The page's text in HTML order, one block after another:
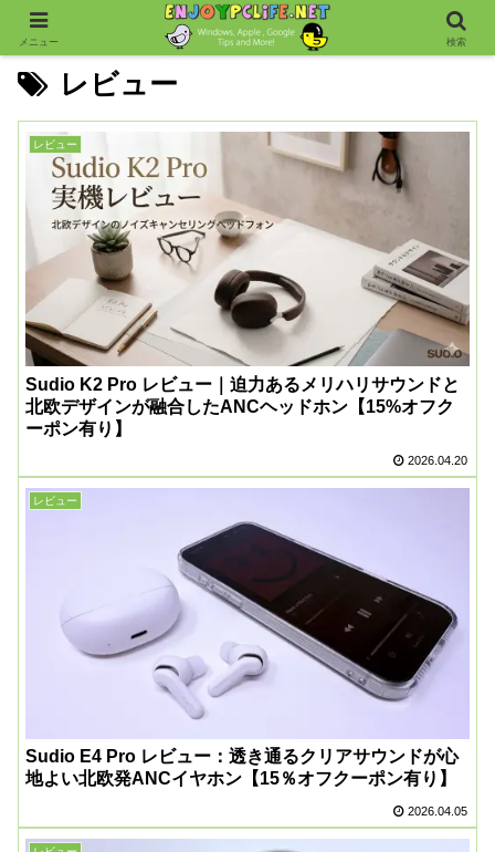
レビュー
レビュー
Sudio K2 Pro レビュー｜迫力あるメリハリサウンドと
北欧デザインが融合したANCヘッドホン【15%オフク
ーポン有り】
2026.04.20
レビュー
Sudio E4 Pro レビュー：透き通るクリアサウンドが心
地よい北欧発ANCイヤホン【15％オフクーポン有り】
2026.04.05
メニュー 検索